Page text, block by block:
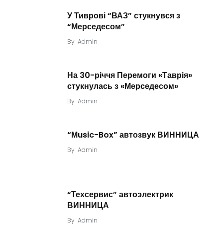
У Тиврові “ВАЗ” стукнувся з
“Мерседесом”
By Admin
На 30-річчя Перемоги «Таврія»
стукнулась з «Мерседесом»
By Admin
“Мusic-Box” автозвук ВИННИЦА
By Admin
“Техсервис” автоэлектрик
ВИННИЦА
By Admin